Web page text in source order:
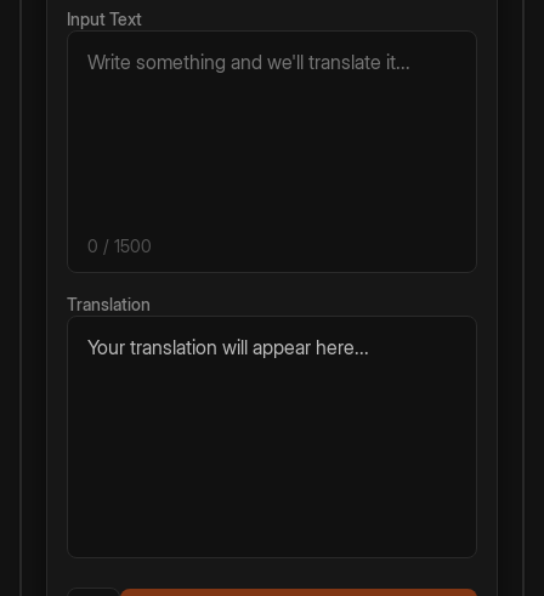
Input Text
0 / 1500
Translation
Your translation will appear here...